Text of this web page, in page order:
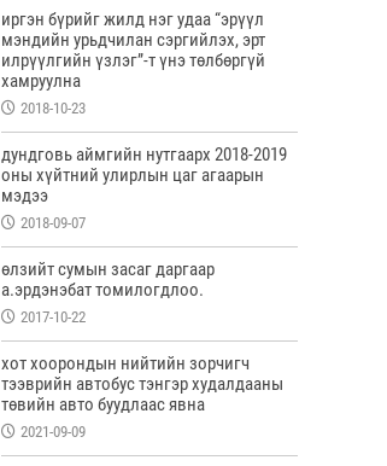
иргэн бүрийг жилд нэг удаа “эрүүл
мэндийн урьдчилан сэргийлэх, эрт
илрүүлгийн үзлэг”-т үнэ төлбөргүй
хамруулна
2018-10-23
дундговь аймгийн нутгаарх 2018-2019
оны хүйтний улирлын цаг агаарын
мэдээ
2018-09-07
өлзийт сумын засаг даргаар
а.эрдэнэбат томилогдлоо.
2017-10-22
хот хоорондын нийтийн зорчигч
тээврийн автобус тэнгэр худалдааны
төвийн авто буудлаас явна
2021-09-09